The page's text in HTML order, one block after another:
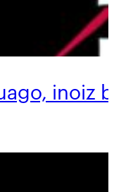
inoiz